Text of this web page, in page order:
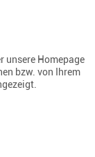
unsere Homepage
bzw. von Ihrem